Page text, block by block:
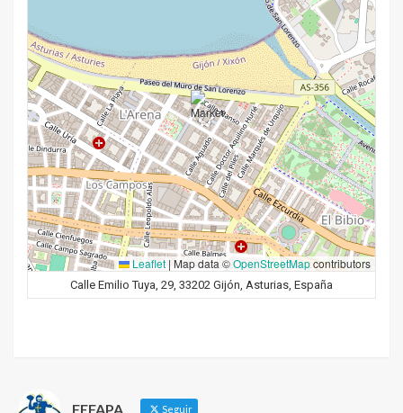
Leaflet | Map data ©OpenStreetMapcontributors
Calle Emilio Tuya, 29, 33202 Gijón, Asturias, España
FEFAPA Seguir